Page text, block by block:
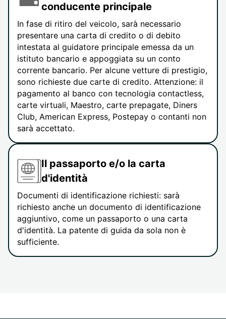
conducente principale
In fase di ritiro del veicolo, sarà necessario
presentare una carta di credito o di debito
intestata al guidatore principale emessa da un
istituto bancario e appoggiata su un conto
corrente bancario. Per alcune vetture di prestigio,
sono richieste due carte di credito. Attenzione: il
pagamento al banco con tecnologia contactless,
carte virtuali, Maestro, carte prepagate, Diners
Club, American Express, Postepay o contanti non
sarà accettato.
Il passaporto e/o la carta
d'identità
Documenti di identificazione richiesti: sarà
richiesto anche un documento di identificazione
aggiuntivo, come un passaporto o una carta
d'identità. La patente di guida da sola non è
sufficiente.